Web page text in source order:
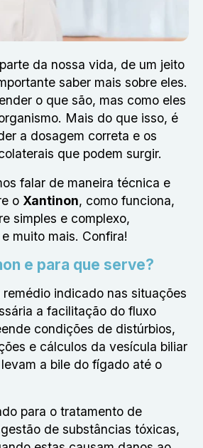
da nossa vida, de um jeito
saber mais sobre eles.
o que são, mas como eles
Mais do que isso, é
a dosagem correta e os
que podem surgir.
falar de maneira técnica e
o Xantinon, como funciona,
simples e complexo,
muito mais. Confira!
e para que serve?
remédio indicado nas situações
a facilitação do fluxo
condições de distúrbios,
e cálculos da vesícula biliar
a bile do fígado até o
para o tratamento de
de substâncias tóxicas,